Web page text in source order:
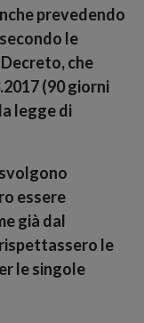
prevedendo
le
che
(90 giorni
legge di
essere
già dal
le
le singole